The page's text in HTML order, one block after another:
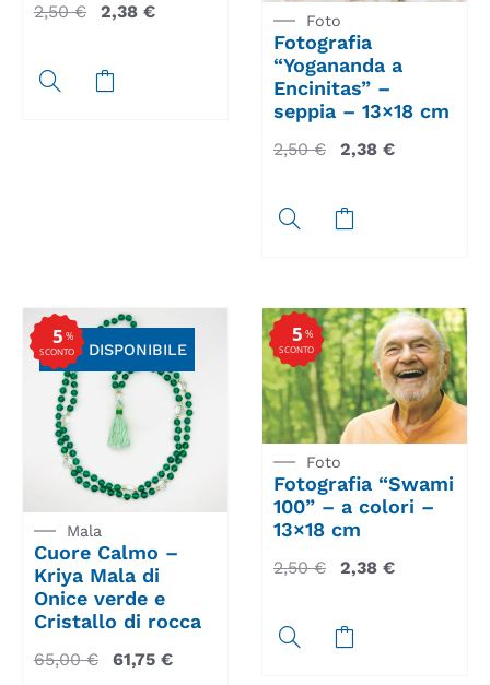
2,50€ 2,38 € Foto
Fotografia
“Yogananda a
Encinitas” –
seppia – 13×18 cm
2,50€ 2,38 €
NON DISPONIBILE
%
SCONTO
5
Mala
Cuore Calmo –
Kriya Mala di
Onice verde e
Cristallo di rocca
65,00€ 61,75 €
%
SCONTO
5
Foto
Fotografia “Swami
100” – a colori –
13×18 cm
2,50€ 2,38 €